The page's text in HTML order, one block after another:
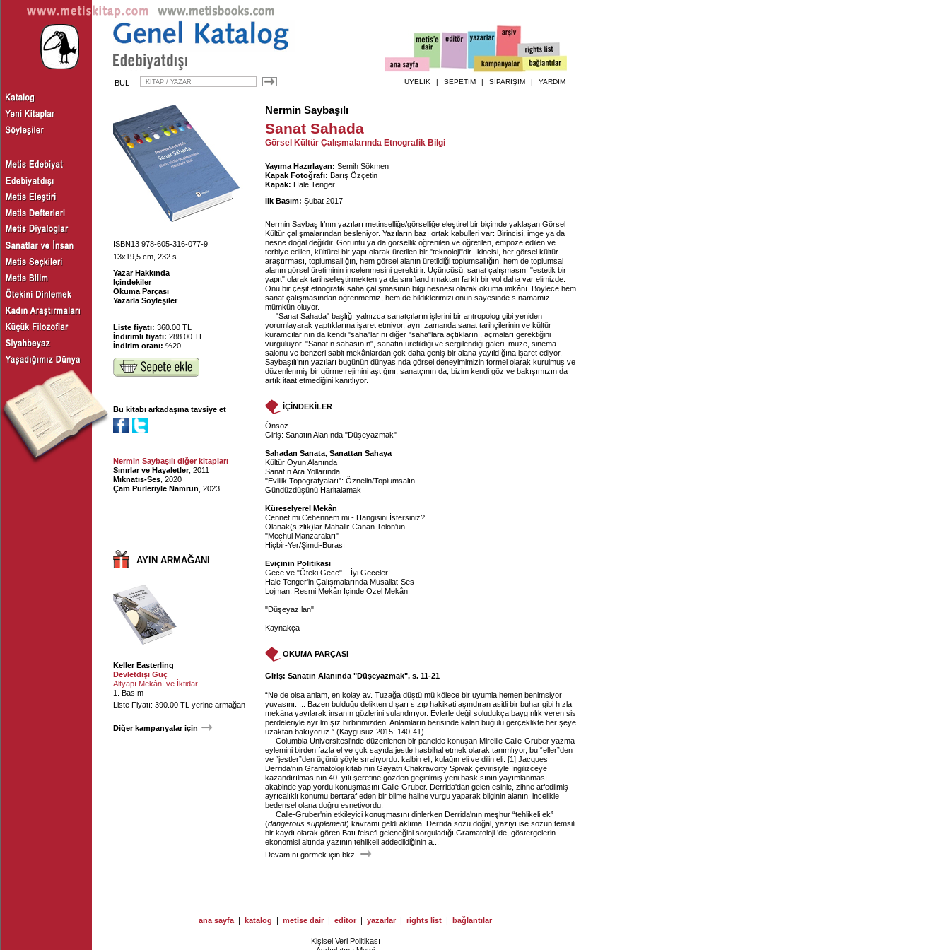
BUL ÜYELİK | SEPETİM | SİPARİŞİM | YARDIM
ISBN13 978-605-316-077-9
13x19,5 cm, 232 s.
Yazar Hakkında
İçindekiler
Okuma Parçası
Yazarla Söyleşiler
Liste fiyatı: 360.00 TL
İndirimli fiyatı: 288.00 TL
İndirim oranı: %20
Bu kitabı arkadaşına tavsiye et
Nermin Saybaşılı diğer kitapları
Sınırlar ve Hayaletler, 2011
Mıknatıs-Ses , 2020
Çam Pürleriyle Namrun , 2023
AYIN ARMAĞANI
Keller Easterling
Devletdışı Güç
Altyapı Mekânı ve İktidar
1. Basım
Liste Fiyatı: 390.00 TL yerine armağan
Diğer kampanyalar için
Nermin Saybaşılı
Sanat Sahada
Görsel Kültür Çalışmalarında Etnografik Bilgi
Yayıma Hazırlayan: Semih Sökmen
Kapak Fotoğrafı: Barış Özçetin
Kapak: Hale Tenger
İlk Basım: Şubat 2017
Nermin Saybaşılı’nın yazıları metinselliğe/görselliğe eleştirel bir biçimde yaklaşan Görsel
Kültür çalışmalarından besleniyor. Yazıların bazı ortak kabulleri var: Birincisi, imge ya da
nesne doğal değildir. Görüntü ya da görsellik öğrenilen ve öğretilen, empoze edilen ve
terbiye edilen, kültürel bir yapı olarak üretilen bir "teknoloji"dir. İkincisi, her görsel kültür
araştırması, toplumsallığın, hem görsel alanın üretildiği toplumsallığın, hem de toplumsal
alanın görsel üretiminin incelenmesini gerektirir. Üçüncüsü, sanat çalışmasını "estetik bir
yapıt" olarak tarihselleştirmekten ya da sınıflandırmaktan farklı bir yol daha var elimizde:
Onu bir çeşit etnografik saha çalışmasının bilgi nesnesi olarak okuma imkânı. Böylece hem
sanat çalışmasından öğrenmemiz, hem de bildiklerimizi onun sayesinde sınamamız
mümkün oluyor.
"Sanat Sahada" başlığı yalnızca sanatçıların işlerini bir antropolog gibi yeniden
yorumlayarak yaptıklarına işaret etmiyor, aynı zamanda sanat tarihçilerinin ve kültür
kuramcılarının da kendi "saha"larını diğer "saha"lara açtıklarını, açmaları gerektiğini
vurguluyor. "Sanatın sahasının", sanatın üretildiği ve sergilendiği galeri, müze, sinema
salonu ve benzeri sabit mekânlardan çok daha geniş bir alana yayıldığına işaret ediyor.
Saybaşılı’nın yazıları bugünün dünyasında görsel deneyimimizin formel olarak kurulmuş ve
düzenlenmiş bir görme rejimini aştığını, sanatçının da, bizim kendi göz ve bakışımızın da
artık itaat etmediğini kanıtlıyor.
İÇİNDEKİLER
Önsöz
Giriş: Sanatın Alanında "Düşeyazmak"
Sahadan Sanata, Sanattan Sahaya
Kültür Oyun Alanında
Sanatın Ara Yollarında
"Evlilik Topografyaları": Öznelin/Toplumsalın
Gündüzdüşünü Haritalamak
Küreselyerel Mekân
Cennet mi Cehennem mi - Hangisini İstersiniz?
Olanak(sızlık)lar Mahalli: Canan Tolon'un
"Meçhul Manzaraları"
Hiçbir-Yer/Şimdi-Burası
Eviçinin Politikası
Gece ve "Öteki Gece"... İyi Geceler!
Hale Tenger'in Çalışmalarında Musallat-Ses
Lojman: Resmi Mekân İçinde Özel Mekân
"Düşeyazılan"
Kaynakça
OKUMA PARÇASI
Giriş: Sanatın Alanında "Düşeyazmak", s. 11-21
“Ne de olsa anlam, en kolay av. Tuzağa düştü mü kölece bir uyumla hemen benimsiyor
yuvasını. ... Bazen bulduğu delikten dışarı sızıp hakikati aşındıran asitli bir buhar gibi hızla
mekâna yayılarak insanın gözlerini sulandırıyor. Evlerle değil soludukça baygınlık veren sis
perdeleriyle ayrılmışız birbirimizden. Anlamların berisinde kalan buğulu gerçeklikte her şeye
uzaktan bakıyoruz.” (Kaygusuz 2015: 140-41)
Columbia Üniversitesi'nde düzenlenen bir panelde konuşan Mireille Calle-Gruber yazma
eylemini birden fazla el ve çok sayıda jestle hasbihal etmek olarak tanımlıyor, bu “eller”den
ve “jestler”den üçünü şöyle sıralıyordu: kalbin eli, kulağın eli ve dilin eli. [1] Jacques
Derrida'nın Gramatoloji kitabının Gayatri Chakravorty Spivak çevirisiyle İngilizceye
kazandırılmasının 40. yılı şerefine gözden geçirilmiş yeni baskısının yayımlanması
akabinde yapıyordu konuşmasını Calle-Gruber. Derrida'dan gelen esinle, zihne atfedilmiş
ayrıcalıklı konumu bertaraf eden bir bilme haline vurgu yaparak bilginin alanını incelikle
bedensel olana doğru esnetiyordu.
Calle-Gruber'nin etkileyici konuşmasını dinlerken Derrida'nın meşhur “tehlikeli ek”
(dangerous supplement) kavramı geldi aklıma. Derrida sözü doğal, yazıyı ise sözün temsili
bir kaydı olarak gören Batı felsefi geleneğini sorguladığı Gramatoloji ’de, göstergelerin
ekonomisi altında yazının tehlikeli addedildiğinin a...
Devamını görmek için bkz.
ana sayfa | katalog | metise dair | editor | yazarlar | rights list | bağlantılar
Kişisel Veri Politikası